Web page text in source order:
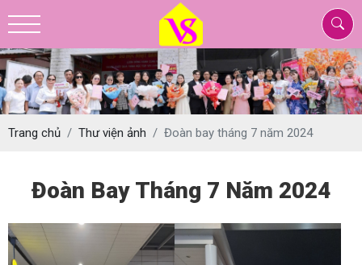
Trang chủ Thư viện ảnh Đoàn bay tháng 7 năm 2024
Đoàn Bay Tháng 7 Năm 2024